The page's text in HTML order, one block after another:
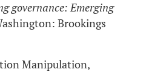
governance: Emerging
Brookings
Manipulation,